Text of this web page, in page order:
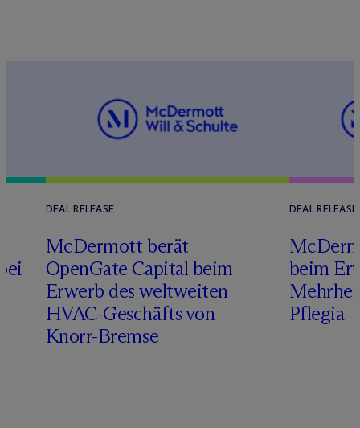
DEAL RELEASE
McDermott berät
OpenGate Capital beim
Erwerb des weltweiten
HVAC-Geschäfts von
Knorr-Bremse
DEAL RELEASE
Mc
beim
Pflegia